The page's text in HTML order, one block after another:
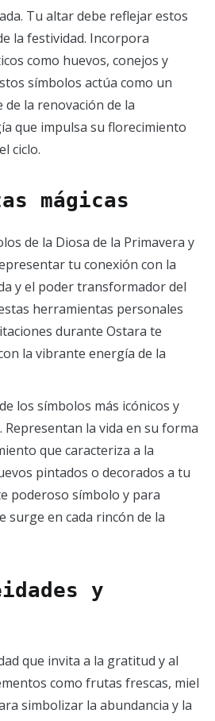
Tu altar debe reflejar estos
la festividad. Incorpora
como huevos, conejos y
símbolos actúa como un
la renovación de la
que impulsa su florecimiento
ciclo.
mágicas
de la Diosa de la Primavera y
tu conexión con la
y el poder transformador del
herramientas personales
durante Ostara te
la vibrante energía de la
los símbolos más icónicos y
la vida en su forma
que caracteriza a la
pintados o decorados a tu
poderoso símbolo y para
surge en cada rincón de la
y
que invita a la gratitud y al
como frutas frescas, miel
simbolizar la abundancia y la